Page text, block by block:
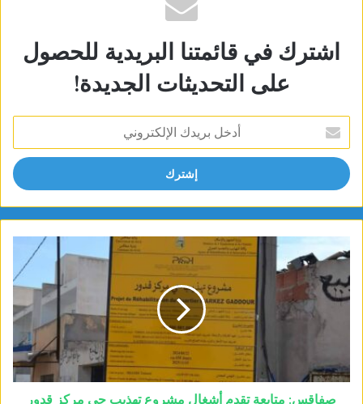
اشترك في قائمتنا البريدية للحصول
على التحديثات الجديدة!
بريدك
الإلكتروني
صفاقس: متابعة تقدم أشغال مشروع تهذيب حي مركز قدور